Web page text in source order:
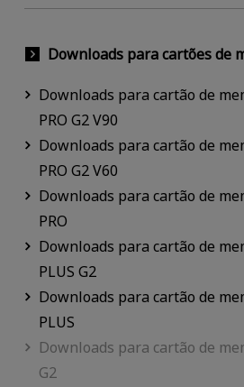
Downloads para cartões de
Downloads para cartão de
PRO G2 V90
Downloads para cartão de
PRO G2 V60
Downloads para cartão de
PRO
Downloads para cartão de
PLUS G2
Downloads para cartão de
PLUS
Downloads para cartão de
G2